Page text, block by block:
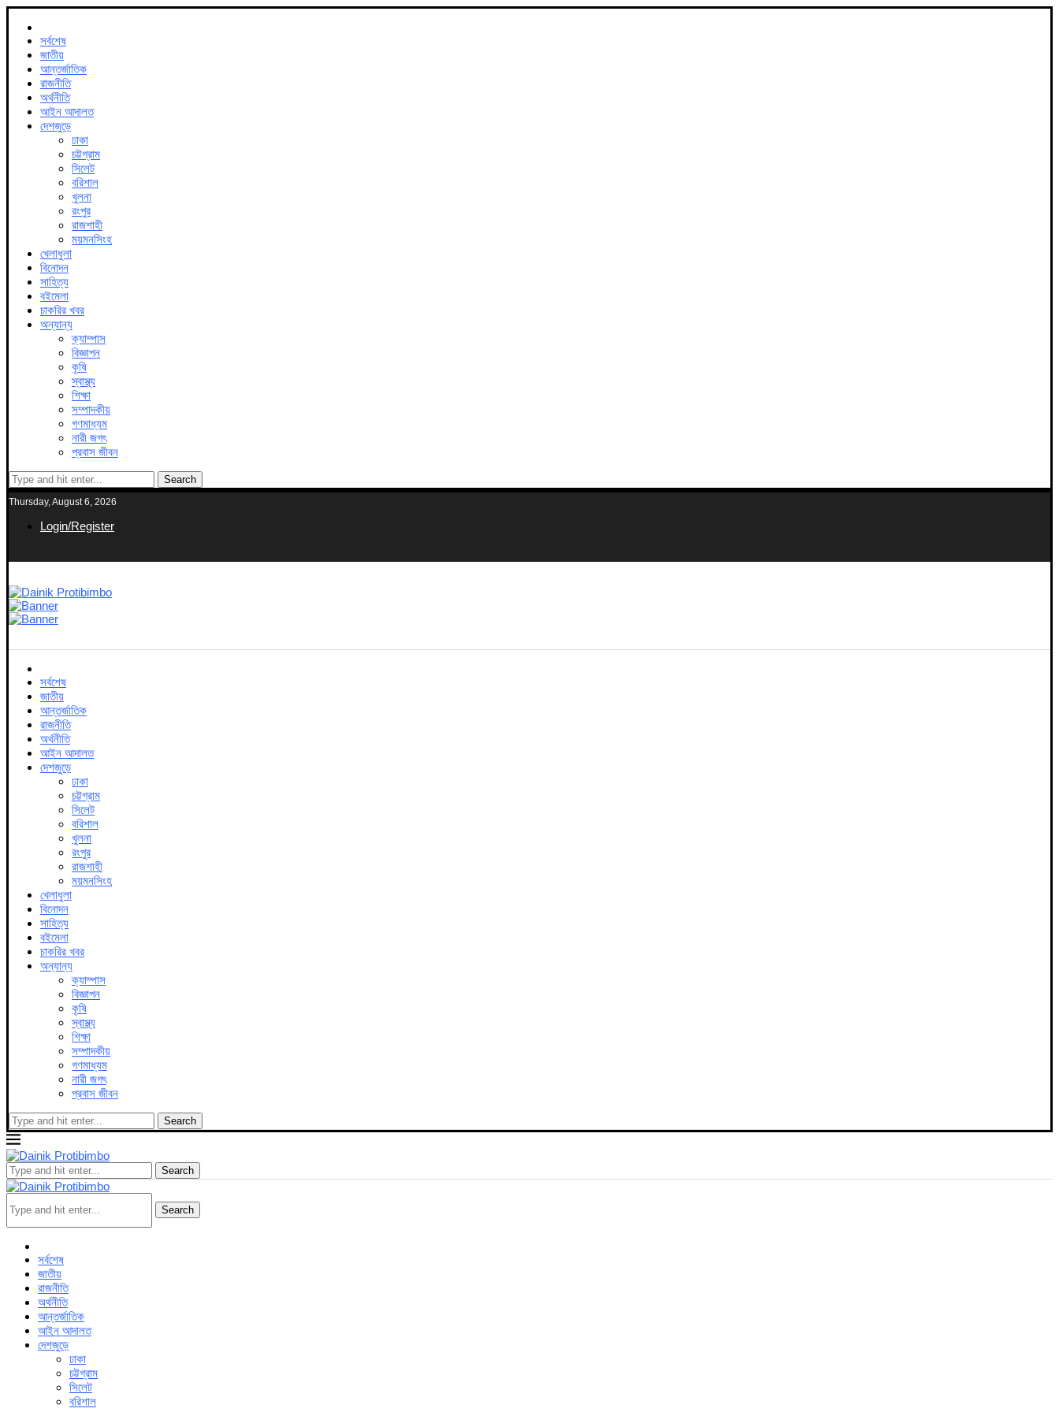
সর্বশেষ
জাতীয়
আন্তর্জাতিক
রাজনীতি
অর্থনীতি
আইন আদালত
দেশজুড়ে
ঢাকা
চট্টগ্রাম
সিলেট
বরিশাল
খুলনা
রংপুর
রাজশাহী
ময়মনসিংহ
খেলাধুলা
বিনোদন
সাহিত্য
বইমেলা
চাকরির খবর
অন্যান্য
ক্যাম্পাস
বিজ্ঞাপন
কৃষি
স্বাস্থ্য
শিক্ষা
সম্পাদকীয়
গণমাধ্যম
নারী জগৎ
প্রবাস জীবন
Search
Thursday, August 6, 2026
Login/Register
সর্বশেষ
জাতীয়
আন্তর্জাতিক
রাজনীতি
অর্থনীতি
আইন আদালত
দেশজুড়ে
ঢাকা
চট্টগ্রাম
সিলেট
বরিশাল
খুলনা
রংপুর
রাজশাহী
ময়মনসিংহ
খেলাধুলা
বিনোদন
সাহিত্য
বইমেলা
চাকরির খবর
অন্যান্য
ক্যাম্পাস
বিজ্ঞাপন
কৃষি
স্বাস্থ্য
শিক্ষা
সম্পাদকীয়
গণমাধ্যম
নারী জগৎ
প্রবাস জীবন
Search
Search
Search
সর্বশেষ
জাতীয়
রাজনীতি
অর্থনীতি
আন্তর্জাতিক
আইন আদালত
দেশজুড়ে
ঢাকা
চট্টগ্রাম
সিলেট
বরিশাল